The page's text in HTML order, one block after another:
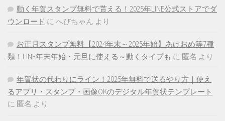
動く年賀スタンプ無料で貰える！2025年LINE公式ストアでダ
ウンロード に へびちゃん より
お正月スタンプ無料【2024年末～2025年始】あけおめ等7種
類！LINE年末年始・元旦に使える～動くタイプも に 匿名 より
年賀状の代わりにライン！2025年無料で送るやり方｜使え
るアプリ・スタンプ・画像OKのデジタル年賀状テンプレート
に 匿名 より